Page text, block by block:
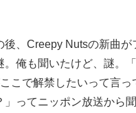
後、Creepy Nutsの新曲が
。俺も聞いたけど、謎。
こで解禁したいって言っ
」ってニッポン放送から